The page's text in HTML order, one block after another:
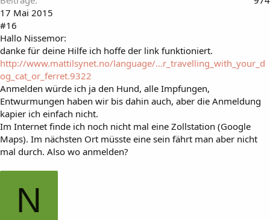
17 Mai 2015
#16
Hallo Nissemor:
danke für deine Hilfe ich hoffe der link funktioniert.
http://www.mattilsynet.no/language/...r_travelling_with_your_d
og_cat_or_ferret.9322
Anmelden würde ich ja den Hund, alle Impfungen,
Entwurmungen haben wir bis dahin auch, aber die Anmeldung
kapier ich einfach nicht.
Im Internet finde ich noch nicht mal eine Zollstation (Google
Maps). Im nächsten Ort müsste eine sein fährt man aber nicht
mal durch. Also wo anmelden?
N